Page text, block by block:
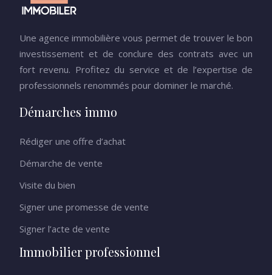
Une agence immobilière vous permet de trouver le bon
investissement et de conclure des contrats avec un
fort revenu. Profitez du service et de l’expertise de
professionnels renommés pour dominer le marché.
Démarches immo
Rédiger une offre d’achat
Démarche de vente
Visite du bien
Signer une promesse de vente
Signer l’acte de vente
Immobilier professionnel